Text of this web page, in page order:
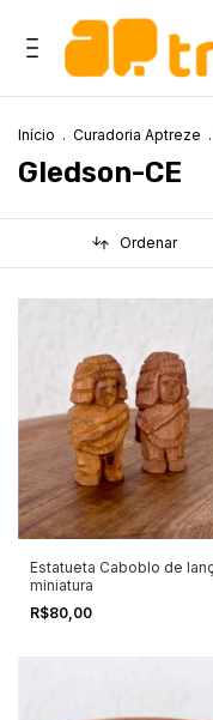
Início . Curadoria Aptreze .
Gledson-CE
Ordenar
Estatueta Caboblo de
miniatura
R$80,00